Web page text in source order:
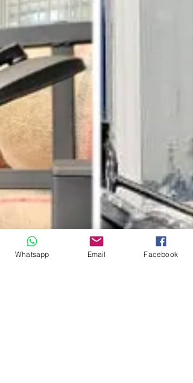
Mono aullador víctima del tráfico ilegal no
podrá volver a su hábitat natural
Después de enfrentar dos cirugías cruciales y más de
70 días de posoperatorio, un mono aullador que fue
víctima de un ataque por miembros...
Whatsapp Email Facebook